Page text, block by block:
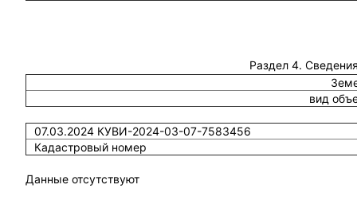
Раздел 4.
вид
07.03.2024 КУВИ-2024-03-07-7583456
Кадастровый номер
Данные отсутствуют